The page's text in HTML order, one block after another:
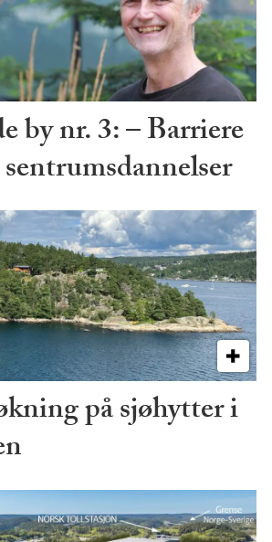
by nr. 3: – Barriere
på sjøhytter i